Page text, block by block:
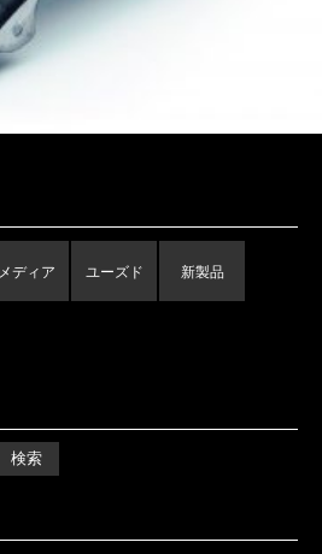
メディア ユーズド 新製品